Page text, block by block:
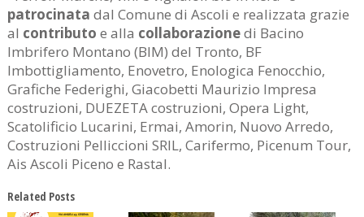
patrocinata dal Comune di Ascoli e realizzata grazie
al contributo e alla collaborazionedi Bacino
Imbrifero Montano (BIM) del Tronto, BF
Imbottigliamento, Enovetro, Enologica Fenocchio,
Grafiche Federighi, Giacobetti Maurizio Impresa
costruzioni, DUEZETA costruzioni, Opera Light,
Scatolificio Lucarini, Ermai, Amorin, Nuovo Arredo,
Costruzioni Pelliccioni SRlL, Carifermo, Picenum Tour,
Ais Ascoli Piceno e Rastal.
Related Posts